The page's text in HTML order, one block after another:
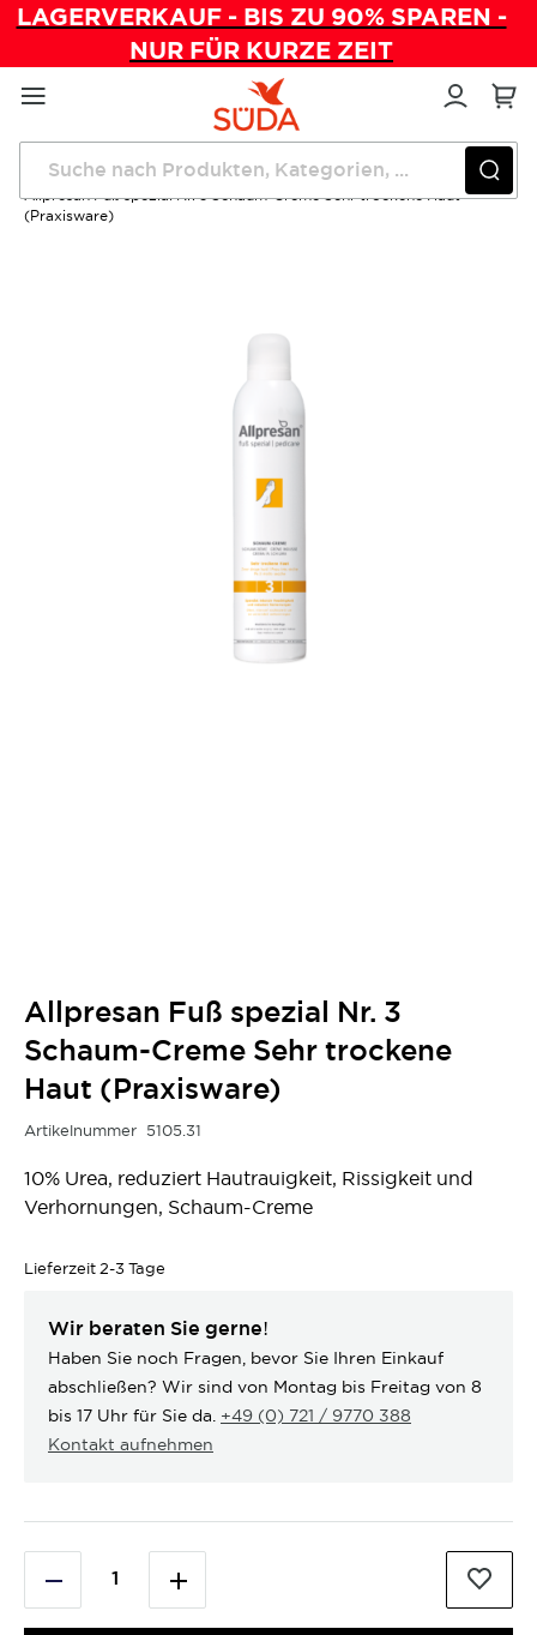
LAGERVERKAUF - BIS ZU 90% SPAREN -
NUR FÜR KURZE ZEIT
Direkt
zum
Inhalt
Startseite
Pflegeprodukte
Allpresan Fuß spezial Nr. 3 Schaum-Creme Sehr trockene Haut
(Praxisware)
Allpresan Fuß spezial Nr. 3
Schaum-Creme Sehr trockene
Haut (Praxisware)
Artikelnummer 5105.31
10% Urea, reduziert Hautrauigkeit, Rissigkeit und
Verhornungen, Schaum-Creme
Lieferzeit 2-3 Tage
Wir beraten Sie gerne!
Haben Sie noch Fragen, bevor Sie Ihren Einkauf
abschließen? Wir sind von Montag bis Freitag von 8
bis 17 Uhr für Sie da. +49 (0) 721 / 9770 388
Kontakt aufnehmen